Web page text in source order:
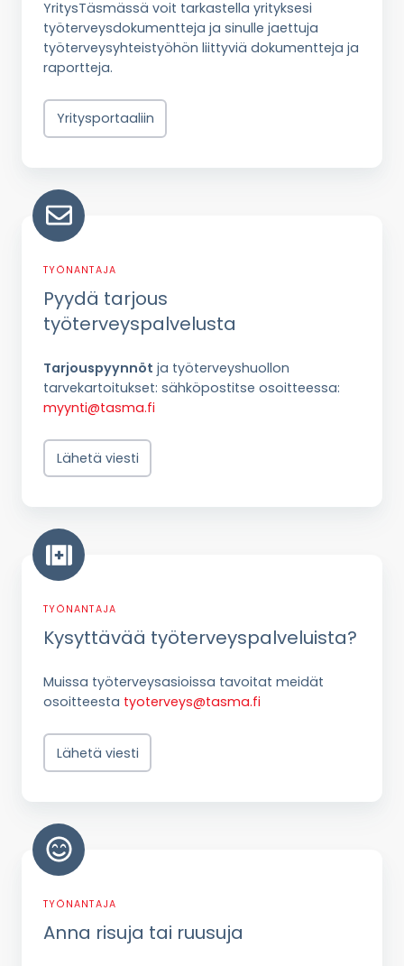
YritysTäsmässä voit tarkastella yrityksesi
työterveysdokumentteja ja sinulle jaettuja
työterveysyhteistyöhön liittyviä dokumentteja ja
raportteja.
Yritysportaaliin
Pyydä
tarjous
työterveyspalvelusta
TYÖNANTAJA
Pyydä tarjous
työterveyspalvelusta
Tarjouspyynnöt ja työterveyshuollon
tarvekartoitukset: sähköpostitse osoitteessa:
myynti@tasma.fi
Lähetä viesti
Kysyttävää
työterveyspalveluista?
TYÖNANTAJA
Kysyttävää työterveyspalveluista?
Muissa työterveysasioissa tavoitat meidät
osoitteesta tyoterveys@tasma.fi
Lähetä viesti
Anna
risuja
ruusuja
TYÖNANTAJA
Anna risuja tai ruusuja